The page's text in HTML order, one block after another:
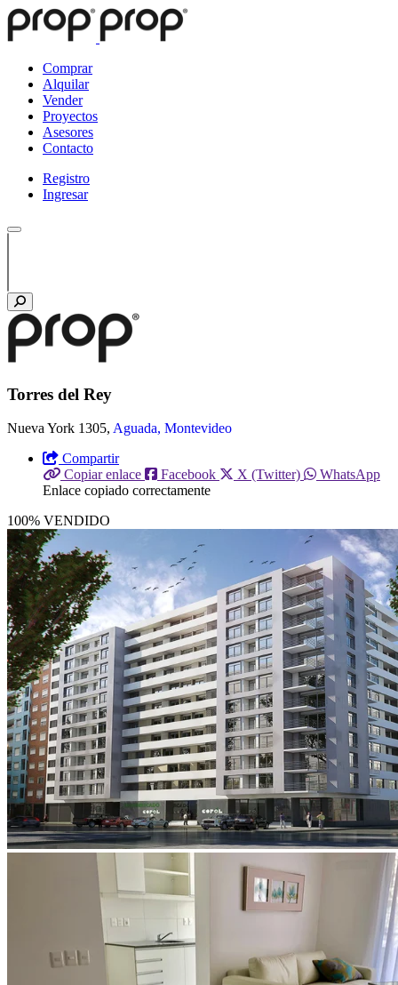
Comprar
Alquilar
Vender
Proyectos
Asesores
Contacto
Registro
Ingresar
Torres del Rey
Nueva York 1305, Aguada, Montevideo
Compartir
Copiar enlace
Facebook X (Twitter)
WhatsApp
Enlace copiado correctamente
100% VENDIDO